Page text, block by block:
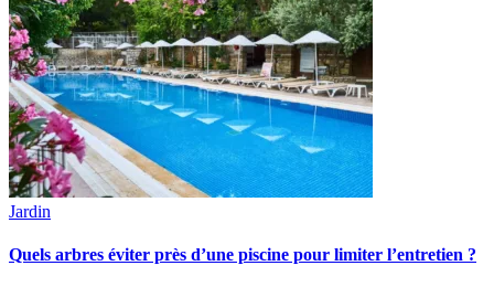
Jardin
Quels arbres éviter près d’une piscine pour limiter l’entretien ?